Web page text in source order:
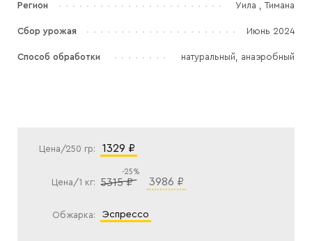
Регион Уила , Тимана
Сбор урожая Июнь 2024
Способ обработки натуральный, анаэробный
Цена/250 гр: 1329 ₽
Цена/1 кг: 5315 ₽
-25%
3986 ₽
Обжарка: эспрессо